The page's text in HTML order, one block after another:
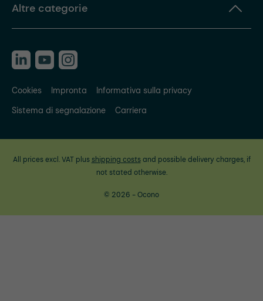
Altre categorie
Cookies Impronta
Informativa sulla privacy
Sistema di segnalazione
Carriera
All prices excl. VAT plus shipping costsand possible delivery charges, if
not stated otherwise.
© 2026 - Ocono